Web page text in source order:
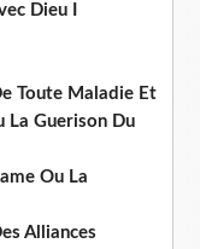
Dieu I
Toute Maladie Et
La Guerison Du
Ou La
Alliances